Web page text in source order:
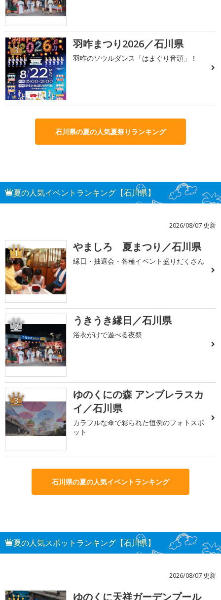
3 羽咋まつり2026／石川県
羽咋のソウルダンス「はまぐり音頭」！
石川県の夏の人気夏祭りランキング
夏の人気イベントランキング【石川県】
2026/08/07 更新
1 やましろ 夏まつり／石川県
縁日・抽選会・各種イベント盛りだくさん
2 うきうき縁日／石川県
浴衣がけで遊べる夜祭
3
ゆのくにの森 アンブレラスカ
イ／石川県
カラフルな傘で彩られた恒例のフォトスポ
ット
石川県の夏の人気イベントランキング
夏の人気スポットランキング【石川県】
2026/08/07 更新
ゆのくに天祥ガーデンプール